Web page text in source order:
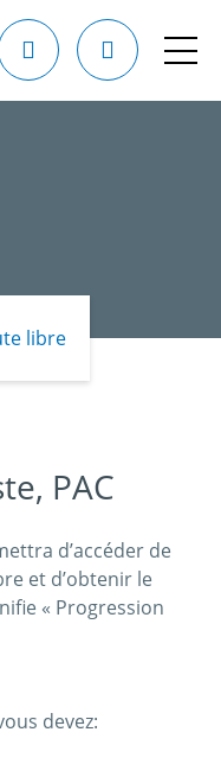
libre
PAC
d’accéder de
et d’obtenir le
« Progression
devez: